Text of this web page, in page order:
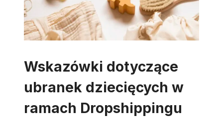
Wskazówki dotyczące
ubranek dziecięcych w
ramach Dropshippingu